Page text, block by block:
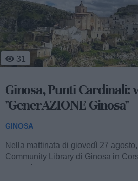
277
Nuova riduzione idrica
nel weekend calano le
Basilicata
GINOSA
L’attenzione